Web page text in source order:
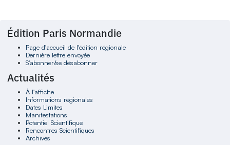
Édition Paris Normandie
Page d'accueil de l'édition régionale
Dernière lettre envoyée
S'abonner/se désabonner
Actualités
À l'affiche
Informations régionales
Dates Limites
Manifestations
Potentiel Scientifique
Rencontres Scientifiques
Archives